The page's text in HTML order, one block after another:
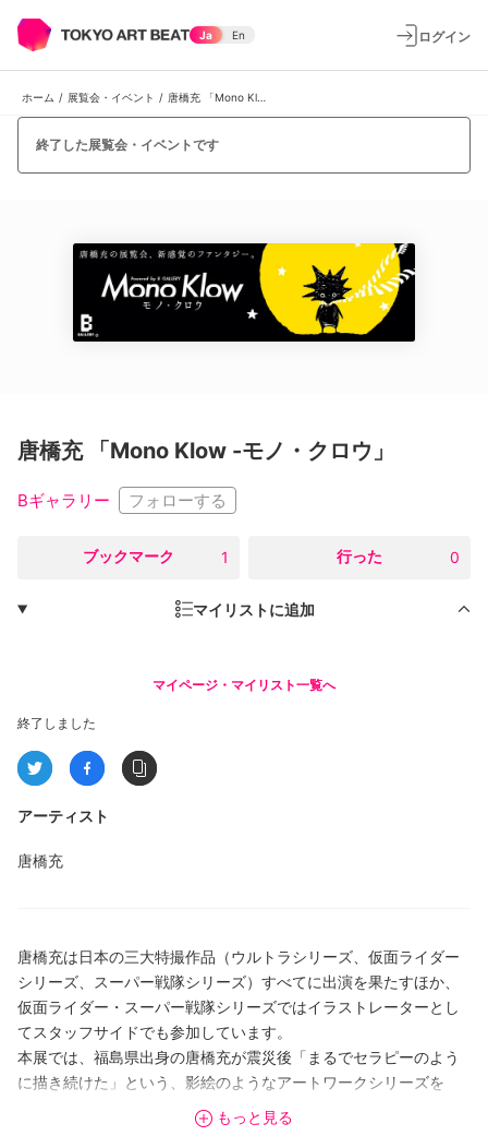
Ja En ログイン
ホーム / 展覧会・イベント /
終了した展覧会・イベントです
唐橋充 「Mono Klow -モノ・クロウ」
Bギャラリー フォローする
ブックマーク 1 行った 0
マイリストに追加
マイページ・マイリスト一覧へ
終了しました
アーティスト
唐橋充
唐橋充は日本の三大特撮作品（ウルトラシリーズ、仮面ライダー
シリーズ、スーパー戦隊シリーズ）すべてに出演を果たすほか、
仮面ライダー・スーパー戦隊シリーズではイラストレーターとし
てスタッフサイドでも参加しています。
本展では、福島県出身の唐橋充が震災後「まるでセラピーのよう
に描き続けた」という、影絵のようなアートワークシリーズを
「モノ・クロウ」と総称し、そのシリーズのシルクスクリーンを
最新作も含め多数展示、販売します。そのほかピンバッヂやポス
もっと見る